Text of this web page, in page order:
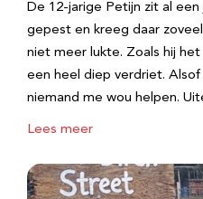
De 12-jarige Petijn zit al
gepest en kreeg daar
niet meer lukte. Zoals hij
een heel diep verdriet.
niemand me wou helpen.
Lees meer